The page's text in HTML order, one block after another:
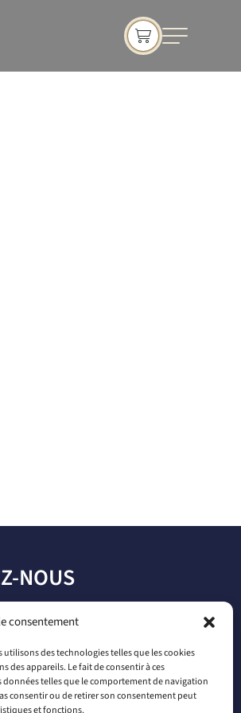
consentement
des technologies telles que les cookies
des appareils. Le fait de consentir à ces
telles que le comportement de navigation
consentir ou de retirer son consentement peut
et fonctions.
NOUS